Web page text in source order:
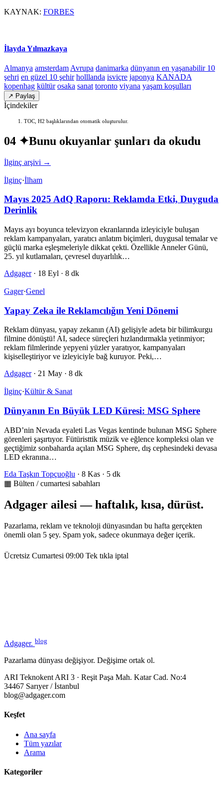
KAYNAK: FORBES
İlayda Yılmazkaya
Almanya amsterdam Avrupa danimarka dünyanın en yaşanabilir 10
şehri en güzel 10 şehir holllanda isviçre japonya KANADA
kopenhag kültür osaka sanat toronto viyana yaşam koşulları
↗ Paylaş
İçindekiler
TOC, H2 başlıklarından otomatik oluşturulur.
04 ✦Bunu okuyanlar şunları da okudu
İlginç arşivi →
İlginç·İlham
Mayıs 2025 AdQ Raporu: Reklamda Etki, Duyguda
Derinlik
Mayıs ayı boyunca televizyon ekranlarında izleyiciyle buluşan
reklam kampanyaları, yaratıcı anlatım biçimleri, duygusal temalar ve
güçlü marka eşleşmeleriyle dikkat çekti. Özellikle Anneler Günü,
25. yıl kutlamaları, çevresel duyarlılık…
Adgager · 18 Eyl · 8 dk
Gager·Genel
Yapay Zeka ile Reklamcılığın Yeni Dönemi
Reklam dünyası, yapay zekanın (AI) gelişiyle adeta bir bilimkurgu
filmine dönüştü! AI, sadece süreçleri hızlandırmakla yetinmiyor;
reklam filmlerinde yepyeni yüzler yaratıyor, kampanyaları
kişiselleştiriyor ve izleyiciyle bağ kuruyor. Peki,…
Adgager · 21 May · 8 dk
İlginç·Kültür & Sanat
Dünyanın En Büyük LED Küresi: MSG Sphere
ABD’nin Nevada eyaleti Las Vegas kentinde bulunan MSG Sphere
görenleri şaşırtıyor. Fütüristtik müzik ve eğlence kompleksi olan ve
geçtiğimiz sonbaharda açılan MSG Sphere, dış cephesindeki devasa
LED ekranına…
Eda Taşkın Topçuoğlu · 8 Kas · 5 dk
▦ Bülten / cumartesi sabahları
Adgager ailesi — haftalık, kısa, dürüst.
Pazarlama, reklam ve teknoloji dünyasından bu hafta gerçekten
önemli olan 5 şey. Spam yok, sadece okunmaya değer içerik.
Ücretsiz Cumartesi 09:00 Tek tıkla iptal
Adgager. blog
Pazarlama dünyası değişiyor. Değişime ortak ol.
ARI Teknokent ARI 3 · Reşit Paşa Mah. Katar Cad. No:4
34467 Sarıyer / İstanbul
blog@adgager.com
Keşfet
Ana sayfa
Tüm yazılar
Arama
Kategoriler